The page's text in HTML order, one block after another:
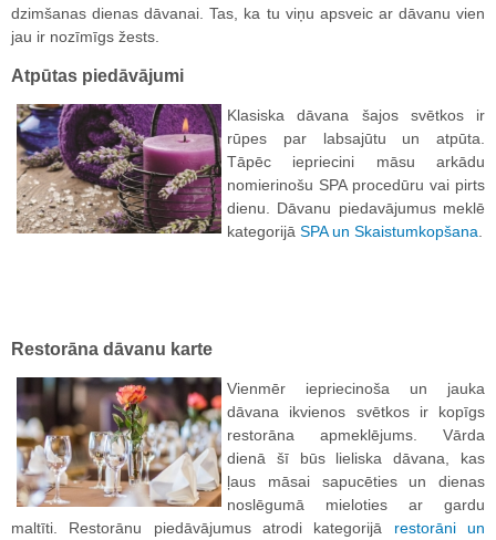
dzimšanas dienas dāvanai. Tas, ka tu viņu apsveic ar dāvanu vien
jau ir nozīmīgs žests.
Atpūtas piedāvājumi
Klasiska dāvana šajos svētkos ir
rūpes par labsajūtu un atpūta.
Tāpēc iepriecini māsu arkādu
nomierinošu SPA procedūru vai pirts
dienu. Dāvanu piedavājumus meklē
kategorijā SPA un Skaistumkopšana
Restorāna dāvanu karte
Vienmēr iepriecinoša un jauka
dāvana ikvienos svētkos ir kopīgs
restorāna apmeklējums. Vārda
dienā šī būs lieliska dāvana, kas
ļaus māsai sapucēties un dienas
noslēgumā mieloties ar gardu
maltīti. Restorānu piedāvājumus atrodi kategorijā restorāni un